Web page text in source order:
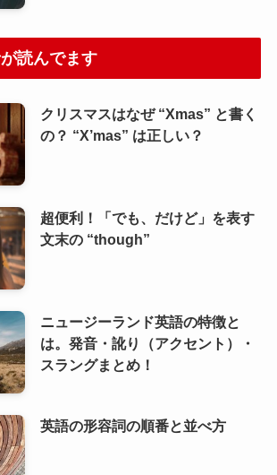
読んでます
クリスマスはなぜ “Xmas” と書く
の？ “X’mas” は正しい？
超便利！「でも、だけど」を表す
文末の “though”
ニュージーランド英語の特徴と
は。発音・訛り（アクセント）・
スラングまとめ！
英語の形容詞の順番と並べ方